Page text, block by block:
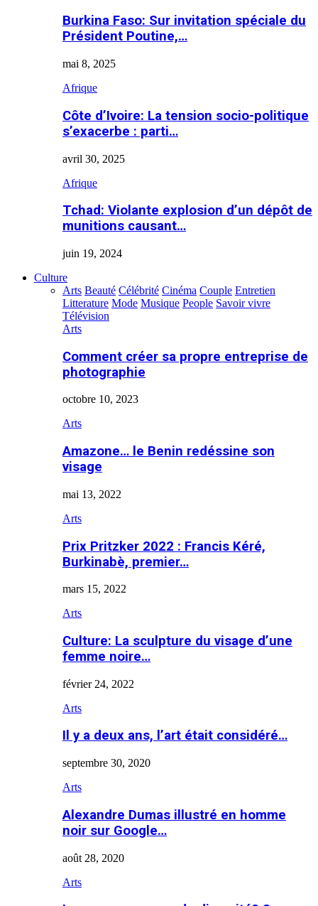
Burkina Faso: Sur invitation spéciale du
Président Poutine,…
mai 8, 2025
Afrique
Côte d’Ivoire: La tension socio-politique
s’exacerbe : parti…
avril 30, 2025
Afrique
Tchad: Violante explosion d’un dépôt de
munitions causant…
juin 19, 2024
Culture
Arts Beauté Célébrité Cinéma Couple Entretien
Litterature Mode Musique People Savoir vivre
Télévision
Arts
Comment créer sa propre entreprise de
photographie
octobre 10, 2023
Arts
Amazone… le Benin redéssine son
visage
mai 13, 2022
Arts
Prix Pritzker 2022 : Francis Kéré,
Burkinabè, premier…
mars 15, 2022
Arts
Culture: La sculpture du visage d’une
femme noire…
février 24, 2022
Arts
Il y a deux ans, l’art était considéré…
septembre 30, 2020
Arts
Alexandre Dumas illustré en homme
noir sur Google…
août 28, 2020
Arts